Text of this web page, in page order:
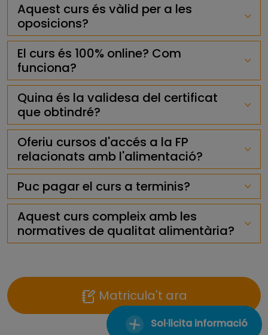
Aquest curs és vàlid per a les
oposicions?
El curs és 100% online? Com
funciona?
Quina és la validesa del certificat
que obtindré?
Oferiu cursos d'accés a la FP
relacionats amb l'alimentació?
Puc pagar el curs a terminis?
Aquest curs compleix amb les
normatives de qualitat alimentària?
Matricula't ara
Sol·licita informació